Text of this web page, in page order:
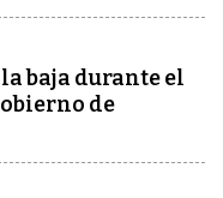
baja durante el
de